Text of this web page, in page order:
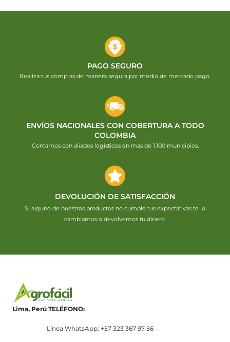
PAGO SEGURO
Realiza tus compras de manera segura por medio de mercado pago.
ENVÍOS NACIONALES CON COBERTURA A TODO
COLOMBIA
Contamos con aliados logísticos en más de 1.100 municipios.
DEVOLUCIÓN DE SATISFACCIÓN
Si alguno de nuestros productos no cumple tus expectativas te lo
cambiamos o devolvemos tu dinero.
Lima, Perú TELÉFONO:
Línea WhatsApp: +57 323 367 97 56